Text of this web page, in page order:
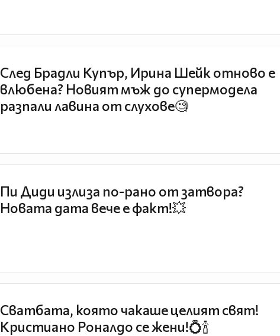
След Брадли Купър, Ирина Шейк отново е
влюбена? Новият мъж до супермодела
разпали лавина от слухове🧐
Пи Диди излиза по-рано от затвора?
Новата дата вече е факт!💥
Сватбата, която чакаше целият свят!
Кристиано Роналдо се жени!💍🍾